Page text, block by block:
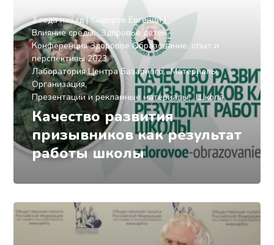
3 года назад
Сидоров Евгений
Влияние среды
Здоровье детей
Конференция Здоровое Образование: опыт и
перспективы 2023
Лаборатория Центра Базарного
Материалы
Организация
Презентации и рекламные материалы
Школа
Качество развития
призывников как результат
работы школы